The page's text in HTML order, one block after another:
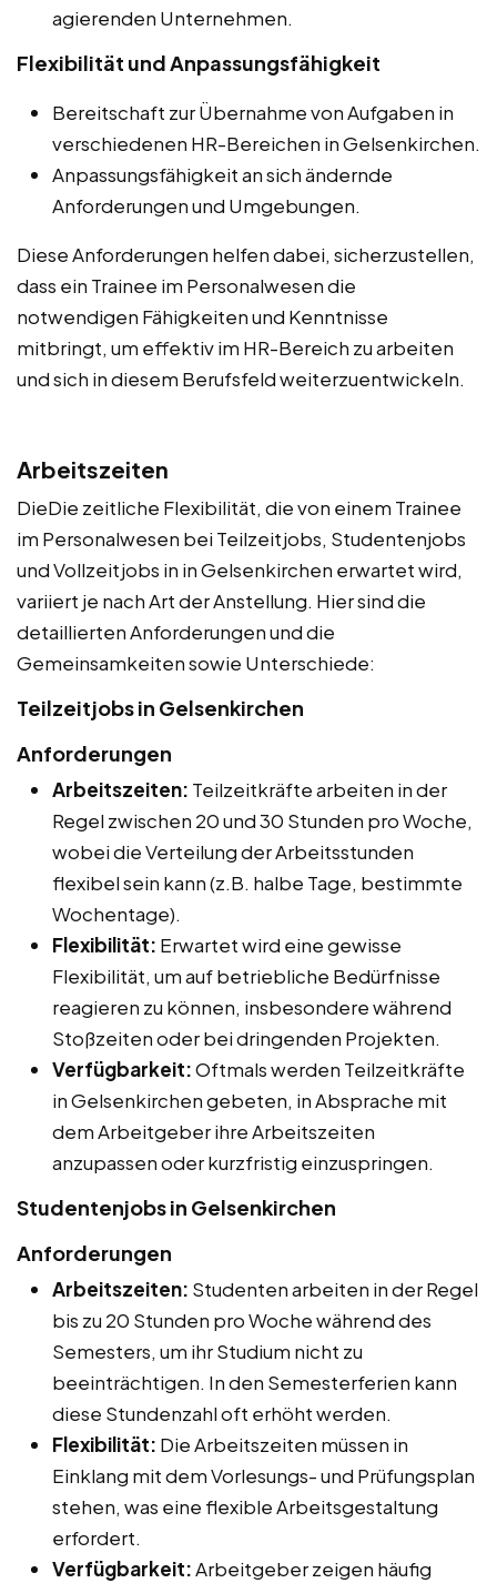
agierenden Unternehmen.
Flexibilität und Anpassungsfähigkeit
Bereitschaft zur Übernahme von Aufgaben in
verschiedenen HR-Bereichen in Gelsenkirchen.
Anpassungsfähigkeit an sich ändernde
Anforderungen und Umgebungen.
Diese Anforderungen helfen dabei, sicherzustellen,
dass ein Trainee im Personalwesen die
notwendigen Fähigkeiten und Kenntnisse
mitbringt, um effektiv im HR-Bereich zu arbeiten
und sich in diesem Berufsfeld weiterzuentwickeln.
Arbeitszeiten
DieDie zeitliche Flexibilität, die von einem Trainee
im Personalwesen bei Teilzeitjobs, Studentenjobs
und Vollzeitjobs in in Gelsenkirchen erwartet wird,
variiert je nach Art der Anstellung. Hier sind die
detaillierten Anforderungen und die
Gemeinsamkeiten sowie Unterschiede:
Teilzeitjobs in Gelsenkirchen
Anforderungen
Arbeitszeiten: Teilzeitkräfte arbeiten in der
Regel zwischen 20 und 30 Stunden pro Woche,
wobei die Verteilung der Arbeitsstunden
flexibel sein kann (z.B. halbe Tage, bestimmte
Wochentage).
Flexibilität: Erwartet wird eine gewisse
Flexibilität, um auf betriebliche Bedürfnisse
reagieren zu können, insbesondere während
Stoßzeiten oder bei dringenden Projekten.
Verfügbarkeit:Oftmals werden Teilzeitkräfte
in Gelsenkirchen gebeten, in Absprache mit
dem Arbeitgeber ihre Arbeitszeiten
anzupassen oder kurzfristig einzuspringen.
Studentenjobs in Gelsenkirchen
Anforderungen
Arbeitszeiten: Studenten arbeiten in der Regel
bis zu 20 Stunden pro Woche während des
Semesters, um ihr Studium nicht zu
beeinträchtigen. In den Semesterferien kann
diese Stundenzahl oft erhöht werden.
Flexibilität: Die Arbeitszeiten müssen in
Einklang mit dem Vorlesungs- und Prüfungsplan
stehen, was eine flexible Arbeitsgestaltung
erfordert.
Verfügbarkeit:Arbeitgeber zeigen häufig